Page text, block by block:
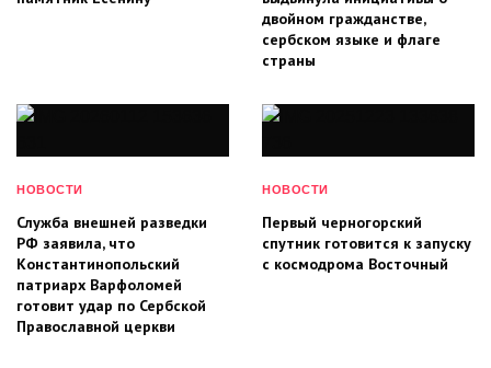
двойном гражданстве,
сербском языке и флаге
страны
НОВОСТИ
Служба внешней разведки
РФ заявила, что
Константинопольский
патриарх Варфоломей
готовит удар по Сербской
Православной церкви
НОВОСТИ
Первый черногорский
спутник готовится к запуску
с космодрома Восточный